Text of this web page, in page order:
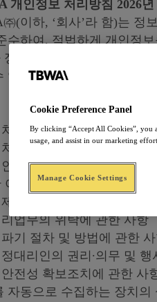
개인정보 처리방침 2026년
㈜(이하, ‘회사’라 함)는
수하여, 적법하게 개인정
정보주체에게 개인정보 처
있도록 하기 위하여 다음
리 목적
리 및 보유 기간
정보의 항목
아동의 개인정보 처리에 관
3자 제공에 관한 사항
업무의 위탁에 관한 사항
기 절차 및 방법에 관한
대리인의 권리∙의무 및
전성 확보조치에 관한 사
자동으로 수집하는 장치
Cookie Preference Panel
By clicking “Accept All Cookies”, you
usage, and assist in our marketing
Manage Cookie Settings